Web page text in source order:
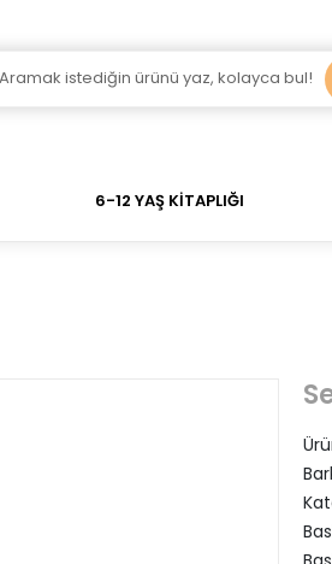
siparişler Aynı Gün Kargo!
6-12 YAŞ KİTAPLIĞI